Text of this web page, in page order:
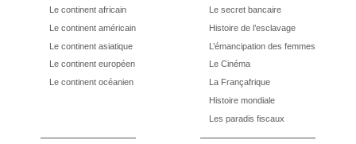
Le continent africain
Le continent américain
Le continent asiatique
Le continent européen
Le continent océanien
Le secret bancaire
Histoire de l’esclavage
L’émancipation des femmes
Le Cinéma
La Françafrique
Histoire mondiale
Les paradis fiscaux